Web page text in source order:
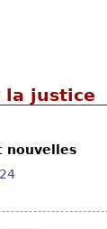
la justice
nouvelles